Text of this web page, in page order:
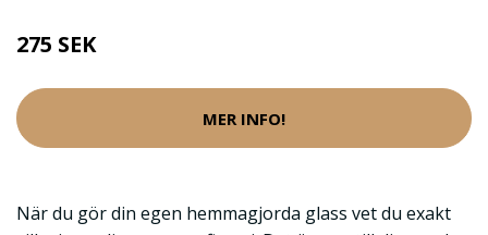
275 SEK
MER INFO!
När du gör din egen hemmagjorda glass vet du exakt